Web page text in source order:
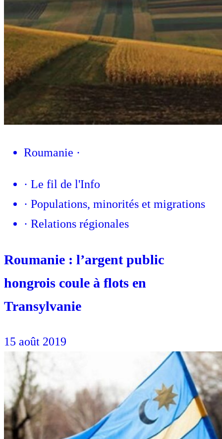
Roumanie ·
· Le fil de l'Info
· Populations, minorités et migrations
· Relations régionales
Roumanie : l’argent public
hongrois coule à flots en
Transylvanie
15 août 2019